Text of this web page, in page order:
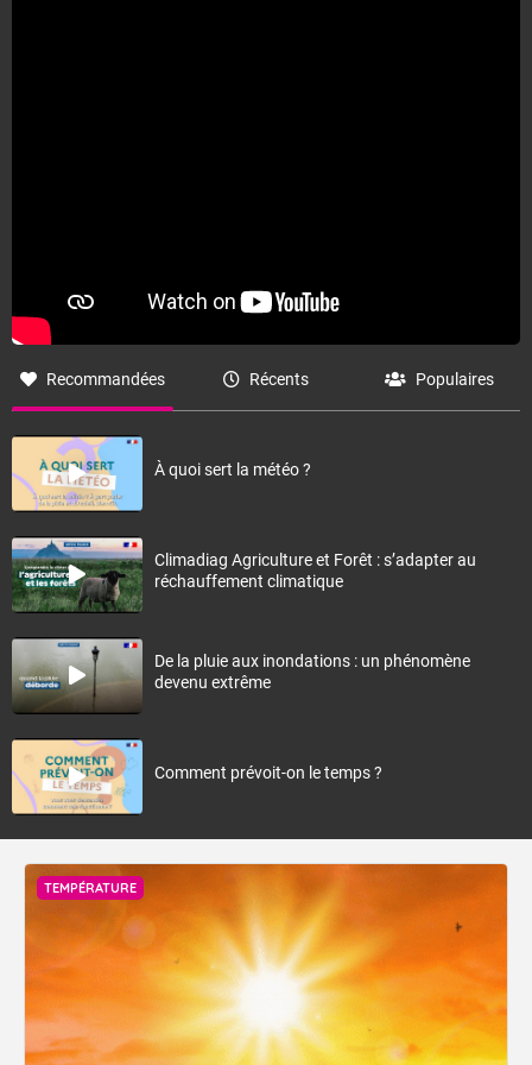
Recommandées Récents Populaires
À quoi sert la météo ?
Climadiag Agriculture et Forêt : s’adapter au
réchauffement climatique
De la pluie aux inondations : un phénomène
devenu extrême
Comment prévoit-on le temps ?
TEMPÉRATURE